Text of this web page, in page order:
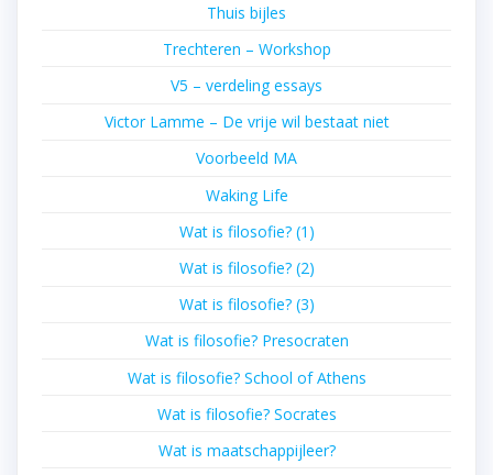
Thuis bijles
Trechteren – Workshop
V5 – verdeling essays
Victor Lamme – De vrije wil bestaat niet
Voorbeeld MA
Waking Life
Wat is filosofie? (1)
Wat is filosofie? (2)
Wat is filosofie? (3)
Wat is filosofie? Presocraten
Wat is filosofie? School of Athens
Wat is filosofie? Socrates
Wat is maatschappijleer?